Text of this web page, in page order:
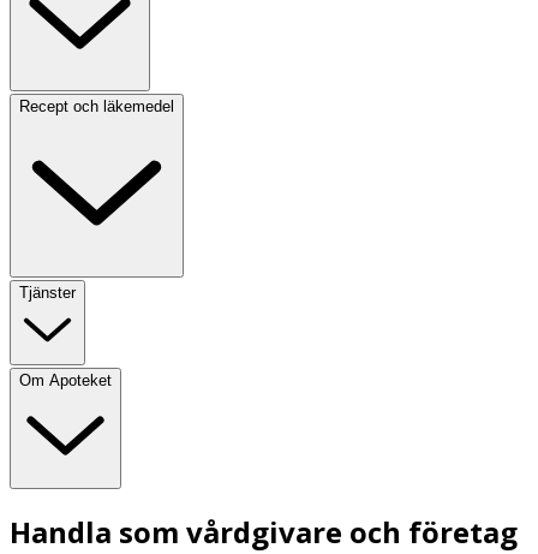
Recept och läkemedel
Tjänster
Om Apoteket
Handla som vårdgivare och företag